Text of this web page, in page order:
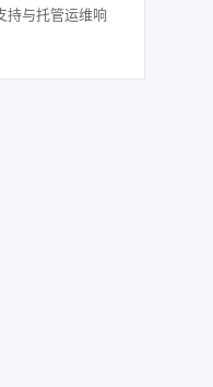
持与托管运维响